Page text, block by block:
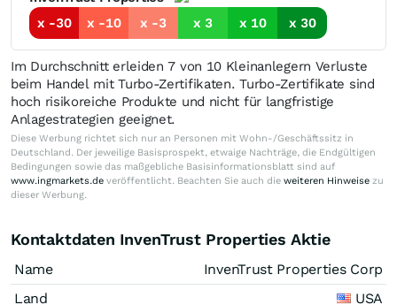
x -30
x -10 x -3 x 3 x 10 x 30
Im Durchschnitt erleiden 7 von 10 Kleinanlegern Verluste
beim Handel mit Turbo-Zertifikaten. Turbo-Zertifikate sind
hoch risikoreiche Produkte und nicht für langfristige
Anlagestrategien geeignet.
Diese Werbung richtet sich nur an Personen mit Wohn-/Geschäftssitz in
Deutschland. Der jeweilige Basisprospekt, etwaige Nachträge, die Endgültigen
Bedingungen sowie das maßgebliche Basisinformationsblatt sind auf
www.ingmarkets.de veröffentlicht. Beachten Sie auch die weiteren Hinweise zu
dieser Werbung.
Kontaktdaten InvenTrust Properties Aktie
Name
InvenTrust Properties Corp
Land
USA